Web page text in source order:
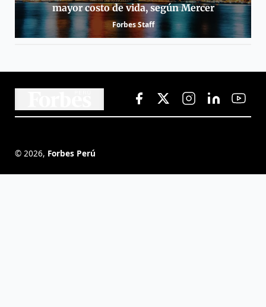
mayor costo de vida, según Mercer
Forbes Staff
© 2026, Forbes Perú